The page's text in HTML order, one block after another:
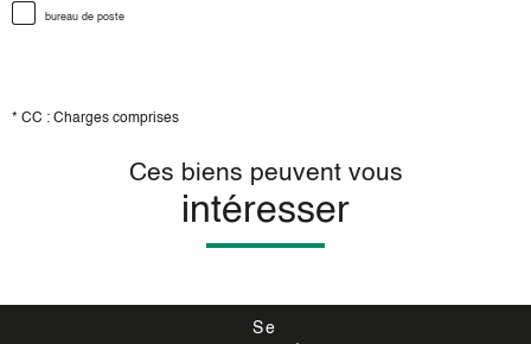
bureau de poste
* CC : Charges comprises
Ces biens peuvent vous
intéresser
Se